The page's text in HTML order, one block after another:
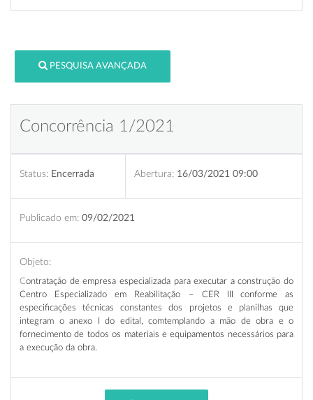
PESQUISA AVANÇADA
Concorrência 1/2021
Status: Encerrada Abertura: 16/03/2021 09:00
Publicado em: 09/02/2021
Objeto:
Contratação de empresa especializada para executar a construção do
Centro Especializado em Reabilitação – CER III
conforme as
especificações técnicas constantes dos projetos e planilhas que
integram o anexo I do edital, comtemplando a mão de obra e o
fornecimento de todos os materiais e equipamentos necessários para
a execução da obra.